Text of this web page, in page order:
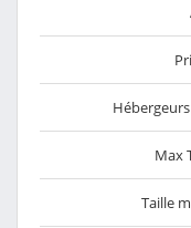
Max
Taille